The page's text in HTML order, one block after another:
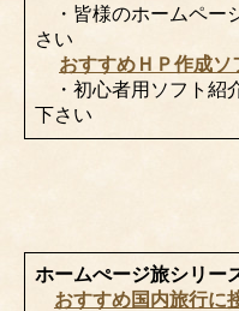
・皆様のホームペー
さい
おすすめＨＰ作成ソ
・初心者用ソフト紹
下さい
ホームぺージ旅シリー
おすすめ国内旅行に